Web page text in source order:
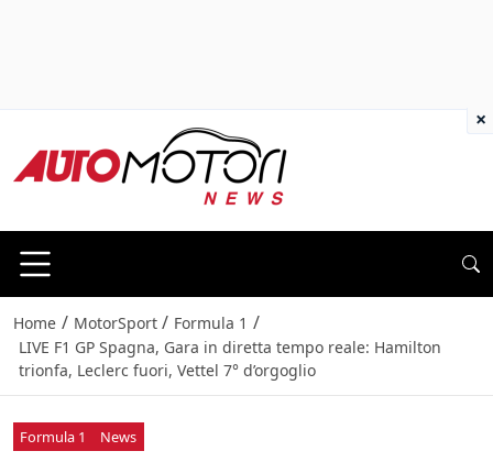
Home / MotorSport / Formula 1 /
LIVE F1 GP Spagna, Gara in diretta tempo reale: Hamilton
trionfa, Leclerc fuori, Vettel 7° d’orgoglio
Formula 1 News
×